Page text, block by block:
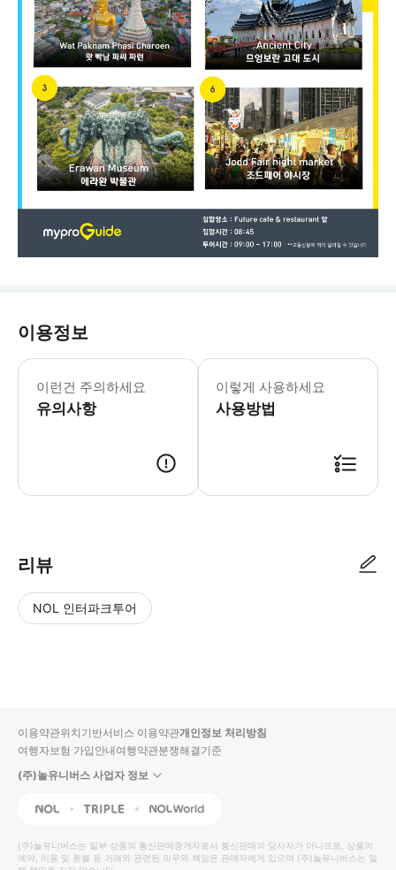
이용정보
이런건 주의하세요
유의사항
-필수사항- *여행자 보험에 대한 필요
이렇게 사용하세요
사용방법
리뷰
NOL 인터파크투어
입니
다.
높
은
동
영
순
상
이용약관위치기반서비스 이용약관개인정보 처리방침
여행자보험 가입안내여행약관분쟁해결기준
(주)놀유니버스 사업자 정보
NOL Triple Interpark Global
(주)놀유니버스는 일부 상품의 통신판매중개자로서 통신판매의 당사자가 아니므로, 상품의
예약, 이용 및 환불 등 거래와 관련된 의무와 책임은 판매자에게 있으며 (주)놀유니버스는 일